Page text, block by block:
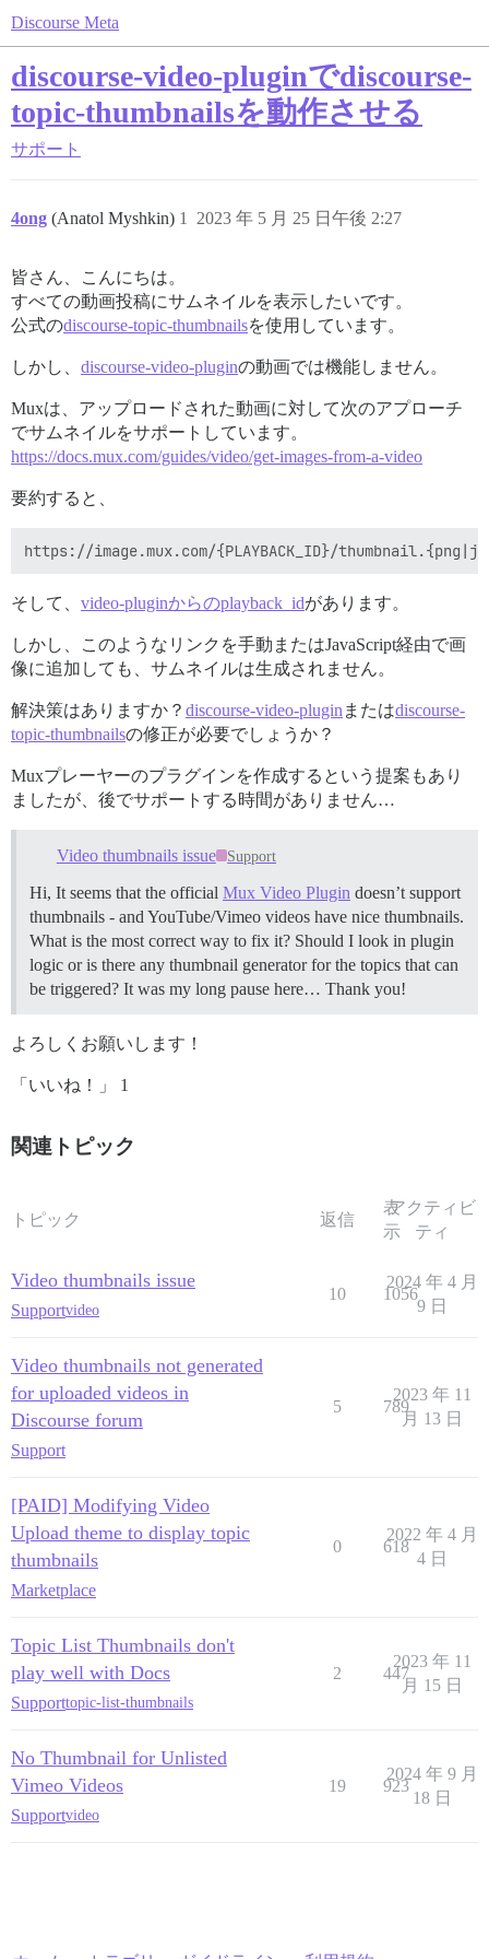
Discourse Meta
discourse-video-pluginでdiscourse-
topic-thumbnailsを動作させる
サポート
4ong (Anatol Myshkin) 2023 年 5 月 25 日午後 2:27
1
皆さん、こんにちは。
すべての動画投稿にサムネイルを表示したいです。
公式のdiscourse-topic-thumbnailsを使用しています。
しかし、 discourse-video-pluginの動画では機能しません。
Muxは、アップロードされた動画に対して次のアプローチ
でサムネイルをサポートしています。
https://docs.mux.com/guides/video/get-images-from-a-video
要約すると、
そして、 video-pluginからのplayback_idがあります。
しかし、このようなリンクを手動またはJavaScript経由で画
像に追加しても、サムネイルは生成されません。
解決策はありますか？ discourse-video-plugin またはdiscourse-
topic-thumbnailsの修正が必要でしょうか？
Muxプレーヤーのプラグインを作成するという提案もあり
ましたが、後でサポートする時間がありません…
Video thumbnails issue Support
Hi, It seems that the official Mux Video Plugin doesn’t support
thumbnails - and YouTube/Vimeo videos have nice thumbnails.
What is the most correct way to fix it? Should I look in plugin
logic or is there any thumbnail generator for the topics that can
be triggered? It was my long pause here… Thank you!
よろしくお願いします！
「いいね！」 1
関連トピック
トピック 返信
表
示
アクティビ
ティ
Video thumbnails issue
Supportvideo
10 1056
2024 年 4 月
9 日
Video thumbnails not generated
for uploaded videos in
Discourse forum
Support
5 789
2023 年 11
月 13 日
[PAID] Modifying Video
Upload theme to display topic
thumbnails
Marketplace
0 618
2022 年 4 月
4 日
Topic List Thumbnails don't
play well with Docs
Supporttopic-list-thumbnails
2 447
2023 年 11
月 15 日
No Thumbnail for Unlisted
Vimeo Videos
Supportvideo
19 923
2024 年 9 月
18 日